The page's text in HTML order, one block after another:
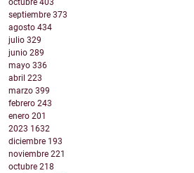
octubre 403
septiembre 373
agosto 434
julio 329
junio 289
mayo 336
abril 223
marzo 399
febrero 243
enero 201
2023 1632
diciembre 193
noviembre 221
octubre 218